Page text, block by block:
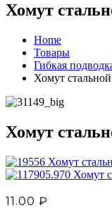
Хомут
Home
Товары
Гибкая
Хомут
Хомут
Хомут
Хомут
11.00 ₽